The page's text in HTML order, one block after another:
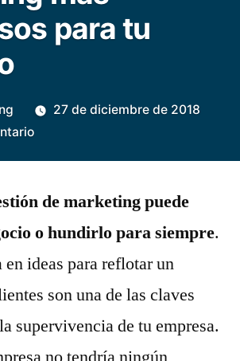
para tu
27 de diciembre de 2018
en
errores
marketing
más
tu
negocio
de marketing puede
o hundirlo para siempre.
en ideas para reflotar un
son una de las claves
supervivencia de tu empresa.